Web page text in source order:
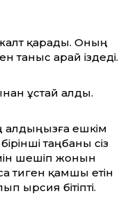
қара­ды. Оның
таныс арай іздеді.
ұстай алды.
алдыңыз­ға ешкім
таңбаны сіз
шешіп жонын
тиген қамшы етін
ырсия бітіпті.